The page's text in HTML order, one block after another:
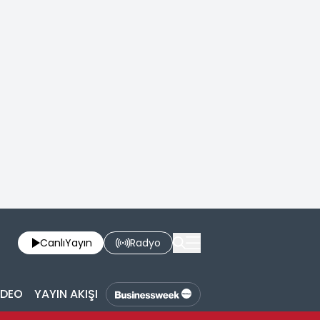
CanlıYayın Radyo
YAYIN AKIŞI